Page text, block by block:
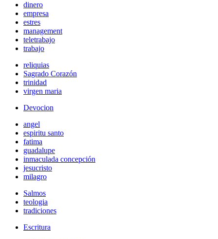
dinero
empresa
estres
management
teletrabajo
trabajo
reliquias
Sagrado Corazón
trinidad
virgen maria
Devocion
angel
espiritu santo
fatima
guadalupe
inmaculada concepción
jesucristo
milagro
Salmos
teologia
tradiciones
Escritura